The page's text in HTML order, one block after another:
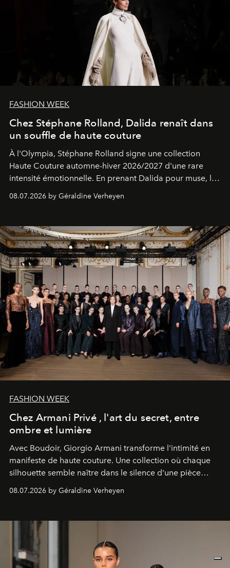
FASHION WEEK
Chez Stéphane Rolland, Dalida renaît dans
un souffle de haute couture
À l'Olympia, Stéphane Rolland signe une collection
Haute Couture automne-hiver 2026/2027 d'une rare
intensité émotionnelle. En prenant Dalida pour muse, le
vibrant à une femme, une voix et une élégance
08.07.2026 by Géraldine Verheyen
FASHION WEEK
Chez Armani Privé , l'art du secret, entre
ombre et lumière
Avec Boudoir, Giorgio Armani transforme l'intimité en
manifeste de haute couture. Une collection où chaque
silhouette semble naître dans le silence d'une pièce
infiniment raffinée.
08.07.2026 by Géraldine Verheyen